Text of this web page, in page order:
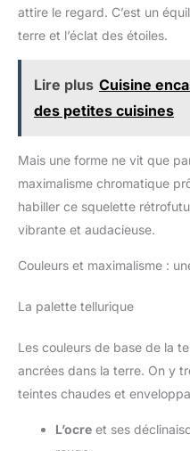
avec des ampoules E27
du client concernant les
de nos produits peut être
des raisons non liées au
attire le regard. C’est un
terre et l’éclat des étoiles.
Lire plus Cuisine
des petites cuisines
Mais une forme ne vit que
maximalisme chromatique
habiller ce squelette
vibrante et audacieuse.
Couleurs et maximalisme :
La palette tellurique
Les couleurs de base de la
ancrées dans la terre. On y
teintes chaudes et
L’ocre et ses